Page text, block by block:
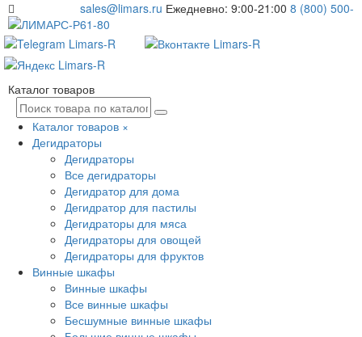
sales@limars.ru Ежедневно: 9:00-21:00 8 (800) 500-
61-80
Каталог товаров
Каталог товаров ×
Дегидраторы
Дегидраторы
Все дегидраторы
Дегидратор для дома
Дегидратор для пастилы
Дегидраторы для мяса
Дегидраторы для овощей
Дегидраторы для фруктов
Винные шкафы
Винные шкафы
Все винные шкафы
Бесшумные винные шкафы